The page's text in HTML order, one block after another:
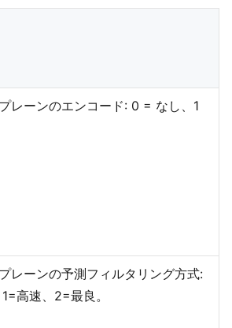
レーンのエンコード: 0 = なし、1
レーンの予測フィルタリング方式:
高速、2=最良。